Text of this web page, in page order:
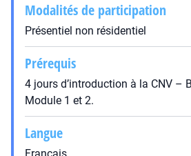
Modalités de participation
Présentiel non résidentiel
Prérequis
4 jours d’introduction à la CNV –
Module 1 et 2.
Langue